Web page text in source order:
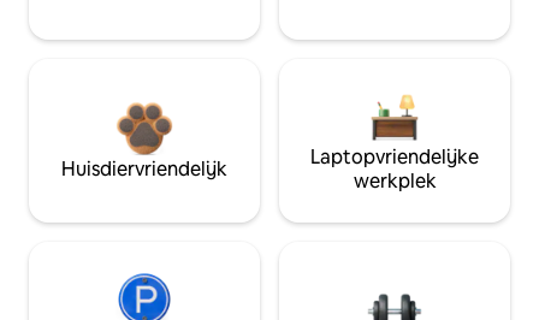
Huisdiervriendelijk
Laptopvriendelijke
werkplek